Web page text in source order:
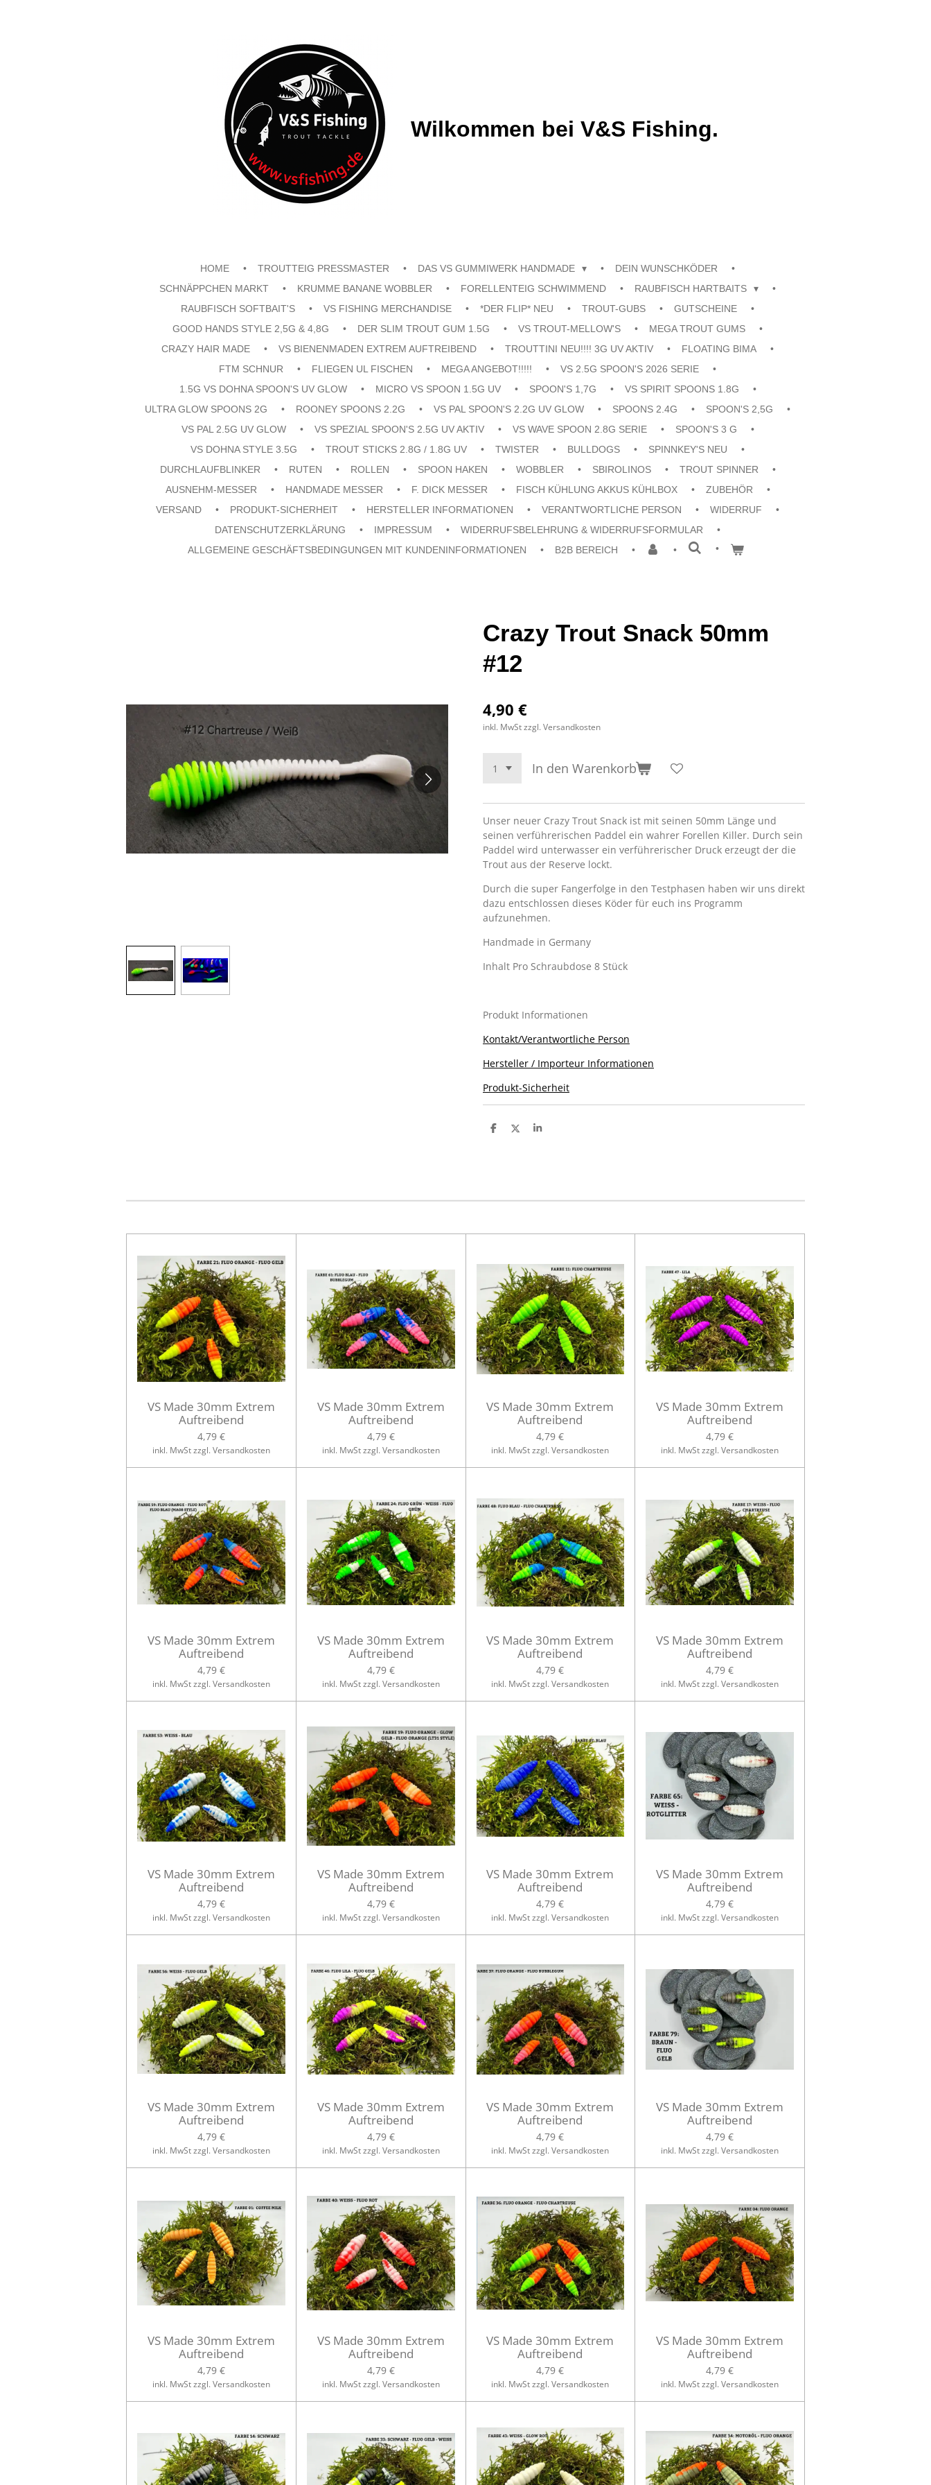
Wilkommen bei V&S Fishing.
HOME TROUTTEIG PRESSMASTER DAS VS GUMMIWERK HANDMADE
DEIN WUNSCHKÖDER
SCHNÄPPCHEN MARKT
KRUMME BANANE WOBBLER FORELLENTEIG SCHWIMMEND
RAUBFISCH HARTBAITS
RAUBFISCH SOFTBAIT'S
VS FISHING MERCHANDISE *DER FLIP* NEU TROUT-GUBS
GUTSCHEINE
GOOD HANDS STYLE 2,5G & 4,8G
DER SLIM TROUT GUM 1.5G VS TROUT-MELLOW'S
MEGA TROUT GUMS
CRAZY HAIR MADE
VS BIENENMADEN EXTREM AUFTREIBEND TROUTTINI NEU!!!! 3G UV AKTIV
FLOATING BIMA
FTM SCHNUR
FLIEGEN UL FISCHEN MEGA ANGEBOT!!!!!
VS 2.5G SPOON'S 2026 SERIE
1.5G VS DOHNA SPOON'S UV GLOW
MICRO VS SPOON 1.5G UV SPOON'S 1,7G
VS SPIRIT SPOONS 1.8G
ULTRA GLOW SPOONS 2G
ROONEY SPOONS 2.2G VS PAL SPOON'S 2.2G UV GLOW SPOONS 2.4G
SPOON'S 2,5G
VS PAL 2.5G UV GLOW
VS SPEZIAL SPOON'S 2.5G UV AKTIV VS WAVE SPOON 2.8G SERIE
SPOON'S 3 G
VS DOHNA STYLE 3.5G
TROUT STICKS 2.8G / 1.8G UV TWISTER BULLDOGS
SPINNKEY'S NEU
DURCHLAUFBLINKER
RUTEN ROLLEN SPOON HAKEN WOBBLER SBIROLINOS
TROUT SPINNER
AUSNEHM-MESSER
HANDMADE MESSER F. DICK MESSER FISCH KÜHLUNG AKKUS KÜHLBOX
ZUBEHÖR
VERSAND
PRODUKT-SICHERHEIT HERSTELLER INFORMATIONEN VERANTWORTLICHE PERSON
WIDERRUF
DATENSCHUTZERKLÄRUNG
IMPRESSUM
WIDERRUFSBELEHRUNG & WIDERRUFSFORMULAR
ALLGEMEINE GESCHÄFTSBEDINGUNGEN MIT KUNDENINFORMATIONEN
B2B BEREICH
Crazy Trout Snack 50mm
#12
4,90 €
inkl. MwSt zzgl. Versandkosten
In den Warenkorb
Unser neuer Crazy Trout Snack ist mit seinen 50mm Länge und
seinen verführerischen Paddel ein wahrer Forellen Killer. Durch sein
Paddel wird unterwasser ein verführerischer Druck erzeugt der die
Trout aus der Reserve lockt.
Durch die super Fangerfolge in den Testphasen haben wir uns direkt
dazu entschlossen dieses Köder für euch ins Programm
aufzunehmen.
Handmade in Germany
Inhalt Pro Schraubdose 8 Stück
Produkt Informationen
Kontakt/Verantwortliche Person
Hersteller / Importeur Informationen
Produkt-Sicherheit
T
T
T
VS Made 30mm Extrem
Auftreibend
4,79 €
inkl. MwSt zzgl. Versandkosten
VS Made 30mm Extrem
Auftreibend
4,79 €
inkl. MwSt zzgl. Versandkosten
VS Made 30mm Extrem
Auftreibend
4,79 €
inkl. MwSt zzgl. Versandkosten
VS Made 30mm Extrem
Auftreibend
4,79 €
inkl. MwSt zzgl. Versandkosten
VS Made 30mm Extrem
Auftreibend
4,79 €
inkl. MwSt zzgl. Versandkosten
VS Made 30mm Extrem
Auftreibend
4,79 €
inkl. MwSt zzgl. Versandkosten
VS Made 30mm Extrem
Auftreibend
4,79 €
inkl. MwSt zzgl. Versandkosten
VS Made 30mm Extrem
Auftreibend
4,79 €
inkl. MwSt zzgl. Versandkosten
VS Made 30mm Extrem
Auftreibend
4,79 €
inkl. MwSt zzgl. Versandkosten
VS Made 30mm Extrem
Auftreibend
4,79 €
inkl. MwSt zzgl. Versandkosten
VS Made 30mm Extrem
Auftreibend
4,79 €
inkl. MwSt zzgl. Versandkosten
VS Made 30mm Extrem
Auftreibend
4,79 €
inkl. MwSt zzgl. Versandkosten
VS Made 30mm Extrem
Auftreibend
4,79 €
inkl. MwSt zzgl. Versandkosten
VS Made 30mm Extrem
Auftreibend
4,79 €
inkl. MwSt zzgl. Versandkosten
VS Made 30mm Extrem
Auftreibend
4,79 €
inkl. MwSt zzgl. Versandkosten
VS Made 30mm Extrem
Auftreibend
4,79 €
inkl. MwSt zzgl. Versandkosten
VS Made 30mm Extrem
Auftreibend
4,79 €
inkl. MwSt zzgl. Versandkosten
VS Made 30mm Extrem
Auftreibend
4,79 €
inkl. MwSt zzgl. Versandkosten
VS Made 30mm Extrem
Auftreibend
4,79 €
inkl. MwSt zzgl. Versandkosten
VS Made 30mm Extrem
Auftreibend
4,79 €
inkl. MwSt zzgl. Versandkosten